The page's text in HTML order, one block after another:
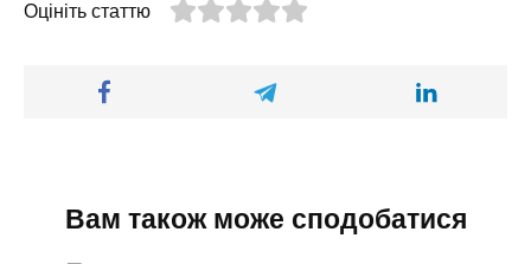
Оцініть статтю
Вам також може сподобатися